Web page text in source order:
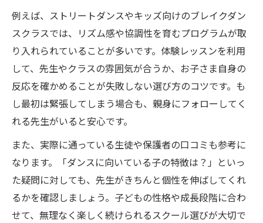
例えば、ストリートダンスやキッズ向けのブレイクダン
スクラスでは、リズム感や協調性を育むプログラムが取
り入れられていることが多いです。体験レッスンを利用
して、先生やクラスの雰囲気が合うか、お子さま自身の
反応を確かめることが失敗しない選び方のコツです。も
し最初は緊張してしまう場合も、親身にフォローしてく
れる先生がいると安心です。
また、実際に通っている生徒や保護者の口コミも参考に
なります。「ダンスに向いている子の特徴は？」といっ
た疑問に対しても、先生がきちんと個性を伸ばしてくれ
るかを確認しましょう。子どもの性格や成長段階に合わ
せて、無理なく楽しく続けられるスクール選びが大切で